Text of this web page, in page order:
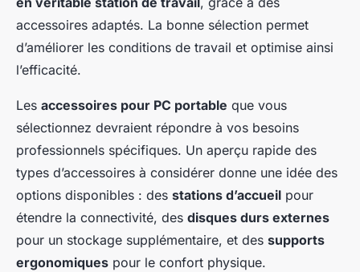
accessoires adaptés. La bonne sélection permet
d’améliorer les conditions de travail et optimise ainsi
l’efficacité.
Les accessoires pour PC portable que vous
sélectionnez devraient répondre à vos besoins
professionnels spécifiques. Un aperçu rapide des
types d’accessoires à considérer donne une idée des
options disponibles : des stations d’accueil pour
étendre la connectivité, des disques durs externes
pour un stockage supplémentaire, et des supports
ergonomiques pour le confort physique.